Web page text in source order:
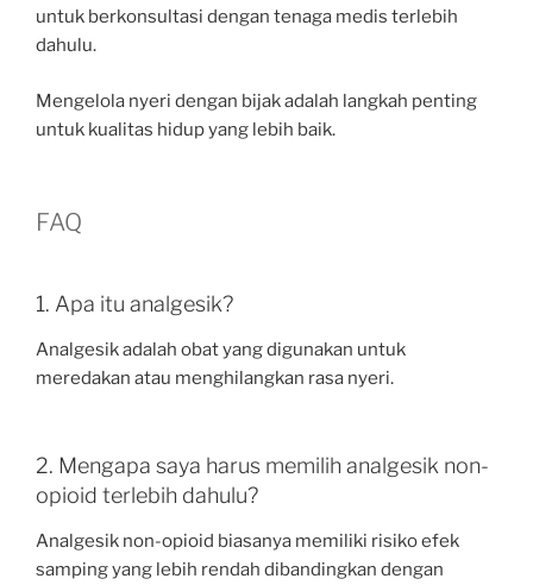
untuk berkonsultasi dengan tenaga medis terlebih
dahulu.
Mengelola nyeri dengan bijak adalah langkah penting
untuk kualitas hidup yang lebih baik.
FAQ
1. Apa itu analgesik?
Analgesik adalah obat yang digunakan untuk
meredakan atau menghilangkan rasa nyeri.
2. Mengapa saya harus memilih analgesik non-
opioid terlebih dahulu?
Analgesik non-opioid biasanya memiliki risiko efek
samping yang lebih rendah dibandingkan dengan